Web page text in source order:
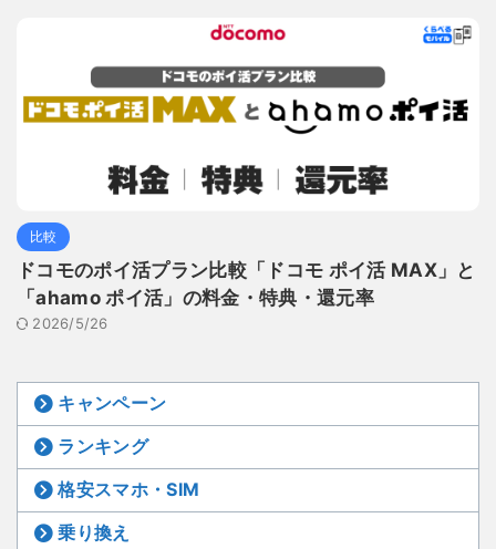
比較
ドコモのポイ活プラン比較「ドコモ ポイ活 MAX」と
「ahamo ポイ活」の料金・特典・還元率
2026/5/26
キャンペーン
ランキング
格安スマホ・SIM
乗り換え